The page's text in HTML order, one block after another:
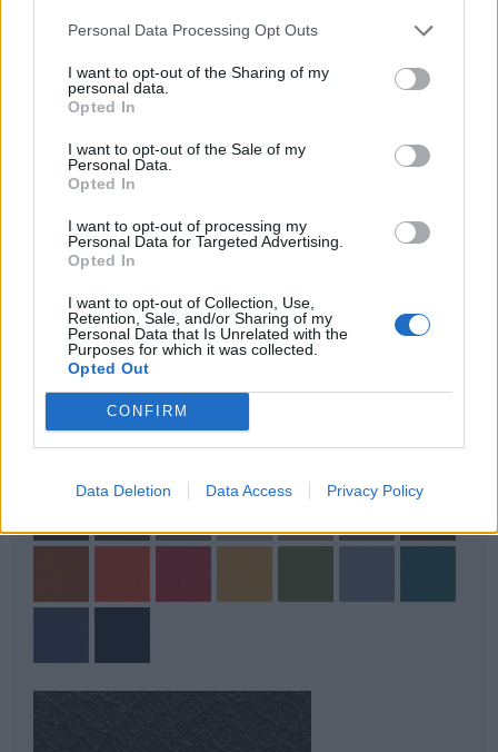
Personal Data Processing Opt Outs
I want to opt-out of the Sharing of my
personal data.
Opted In
I want to opt-out of the Sale of my
Personal Data.
Opted In
I want to opt-out of processing my
Personal Data for Targeted Advertising.
Opted In
I want to opt-out of Collection, Use,
Retention, Sale, and/or Sharing of my
Personal Data that Is Unrelated with the
Purposes for which it was collected.
Opted Out
CONFIRM
Data Deletion Data Access Privacy Policy
Konstläder
Konstläder för högt slitage som är anpassat för offentlig
miljö. Passar miljöer som behöver klara kraftigt slitage som
sjukvård då det uppfyller de hygienkrav som ställs där. Är
avtorkningsbart med desinfektionsmedel samt vattentätt
och fläckavisande. Innehåller inga skadliga färgämnen eller
tungmetaller.
Innehåll:98% PVC, 2% PU
Flamsäkert enligt:BSEN1021 - 1:2014 (Cigarett) / BSEN1021
- 2.22014 (Tändsticka) m.fl.
Antibakteriell: AATCC 147
Rengöring:
desinfektionsmedel.
Färgkarta